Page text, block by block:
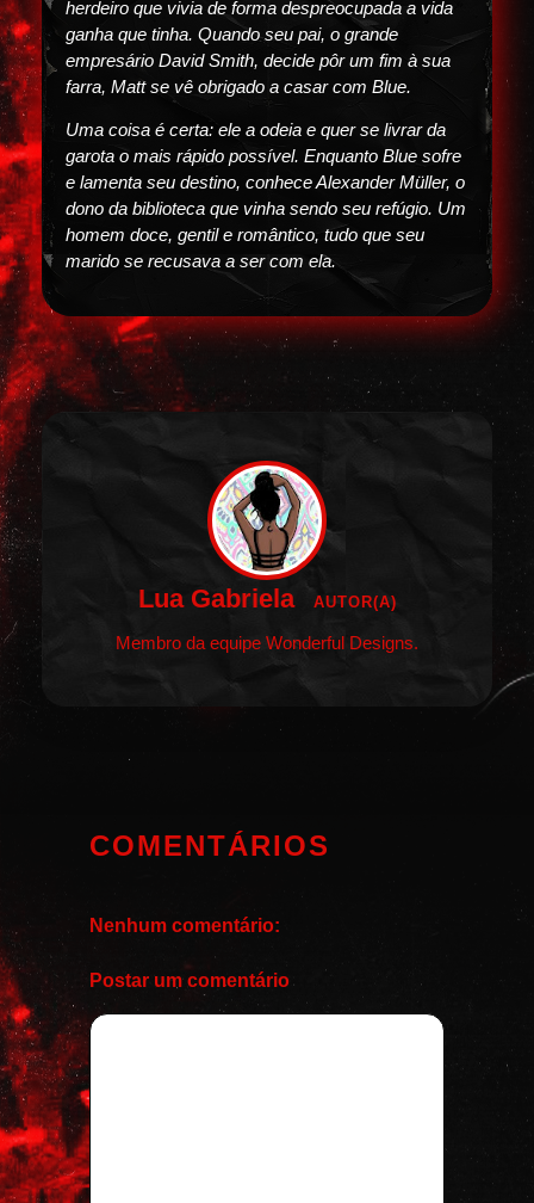
herdeiro que vivia de forma despreocupada a vida
ganha que tinha. Quando seu pai, o grande
empresário David Smith, decide pôr um fim à sua
farra, Matt se vê obrigado a casar com Blue.
Uma coisa é certa: ele a odeia e quer se livrar da
garota o mais rápido possível. Enquanto Blue sofre
e lamenta seu destino, conhece Alexander Müller, o
dono da biblioteca que vinha sendo seu refúgio. Um
homem doce, gentil e romântico, tudo que seu
marido se recusava a ser com ela.
Lua Gabriela AUTOR(A)
Membro da equipe Wonderful Designs.
COMENTÁRIOS
Nenhum comentário:
Postar um comentário